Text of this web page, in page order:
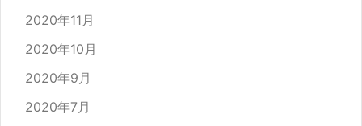
2020年11月
2020年10月
2020年9月
2020年7月